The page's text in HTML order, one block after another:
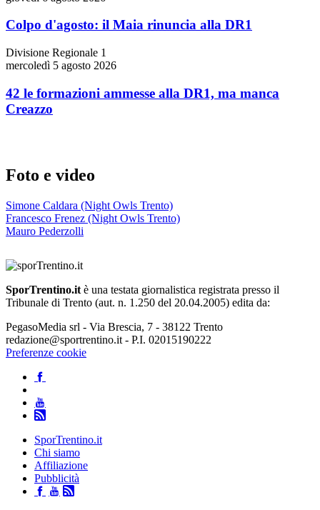
Colpo d'agosto: il Maia rinuncia alla DR1
Divisione Regionale 1
mercoledì 5 agosto 2026
42 le formazioni ammesse alla DR1, ma manca
Creazzo
Foto e video
Simone Caldara (Night Owls Trento)
Francesco Frenez (Night Owls Trento)
Mauro Pederzolli
SporTrentino.it è una testata giornalistica registrata presso il
Tribunale di Trento (aut. n. 1.250 del 20.04.2005) edita da:
PegasoMedia srl - Via Brescia, 7 - 38122 Trento
redazione@sportrentino.it - P.I. 02015190222
Preferenze cookie
SporTrentino.it
Chi siamo
Affiliazione
Pubblicità